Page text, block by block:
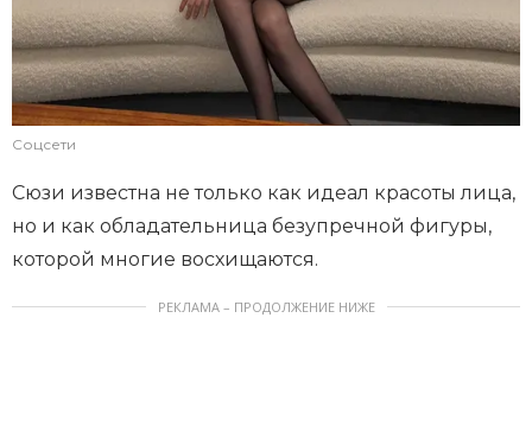
Соцсети
Сюзи известна не только как идеал красоты лица,
но и как обладательница безупречной фигуры,
которой многие восхищаются.
РЕКЛАМА – ПРОДОЛЖЕНИЕ НИЖЕ